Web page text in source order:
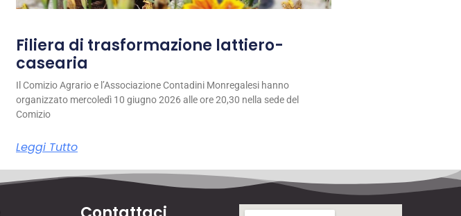
Filiera di trasformazione lattiero-
casearia
Il Comizio Agrario e l’Associazione Contadini Monregalesi hanno
organizzato mercoledì 10 giugno 2026 alle ore 20,30 nella sede del
Comizio
Leggi Tutto